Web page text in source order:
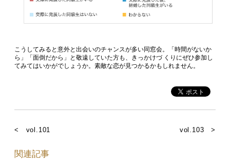
こうしてみると意外と出会いのチャンスが多い同窓会。「時間がないか
ら」「面倒だから」と敬遠していた方も、きっかけづ くりにぜひ参加し
てみてはいかがでしょうか。素敵な恋が見つかるかもしれません。
< vol.101 vol.103 >
関連記事